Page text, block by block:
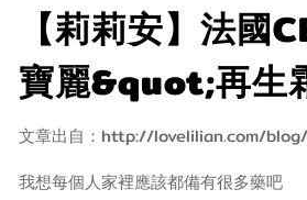
【莉莉安】法國
寶麗&quot;再
加速傷口癒合好
婦都能擦！無類
文章出自：http://lovelilian.com/
我想每個人家裡應該都備有很多藥吧